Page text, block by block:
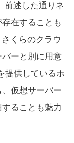
前述した通りネ
在することも
くらのクラウ
バーと別に用意
提供しているホ
仮想サーバー
ることも魅力